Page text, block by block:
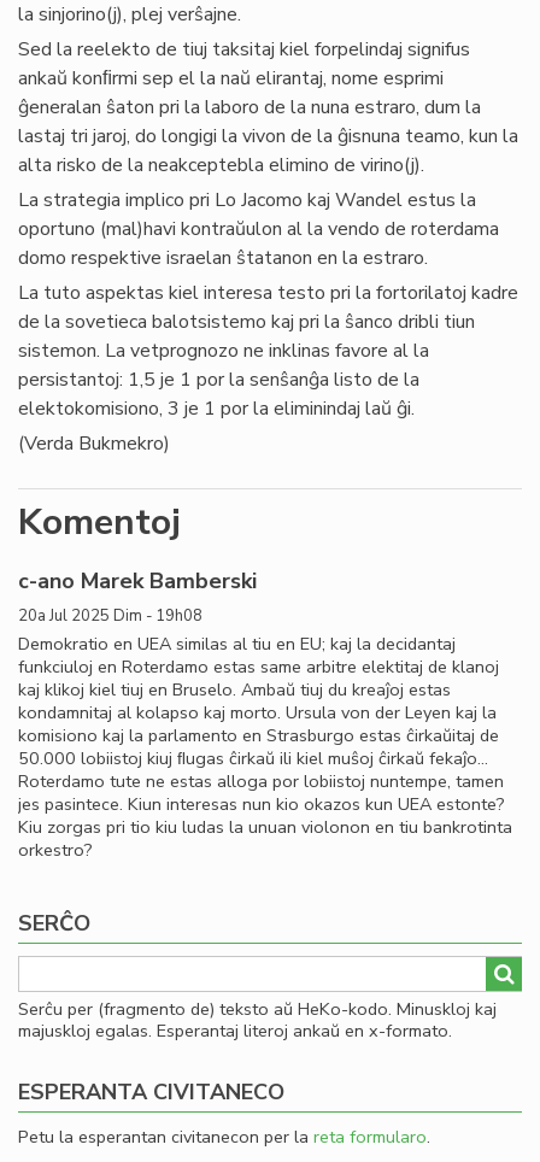
la sinjorino(j), plej verŝajne.
Sed la reelekto de tiuj taksitaj kiel forpelindaj signifus
ankaŭ konﬁrmi sep el la naŭ elirantaj, nome esprimi
ĝeneralan ŝaton pri la laboro de la nuna estraro, dum la
lastaj tri jaroj, do longigi la vivon de la ĝisnuna teamo, kun la
alta risko de la neakceptebla elimino de virino(j).
La strategia implico pri Lo Jacomo kaj Wandel estus la
oportuno (mal)havi kontraŭulon al la vendo de roterdama
domo respektive israelan ŝtatanon en la estraro.
La tuto aspektas kiel interesa testo pri la fortorilatoj kadre
de la sovetieca balotsistemo kaj pri la ŝanco dribli tiun
sistemon. La vetprognozo ne inklinas favore al la
persistantoj: 1,5 je 1 por la senŝanĝa listo de la
elektokomisiono, 3 je 1 por la eliminindaj laŭ ĝi.
(Verda Bukmekro)
Komentoj
c-ano Marek Bamberski
20a Jul 2025 Dim - 19h08
Demokratio en UEA similas al tiu en EU; kaj la decidantaj
funkciuloj en Roterdamo estas same arbitre elektitaj de klanoj
kaj klikoj kiel tiuj en Bruselo. Ambaŭ tiuj du kreaĵoj estas
kondamnitaj al kolapso kaj morto. Ursula von der Leyen kaj la
komisiono kaj la parlamento en Strasburgo estas ĉirkaŭitaj de
50.000 lobiistoj kiuj ﬂugas ĉirkaŭ ili kiel muŝoj ĉirkaŭ fekaĵo…
Roterdamo tute ne estas alloga por lobiistoj nuntempe, tamen
jes pasintece. Kiun interesas nun kio okazos kun UEA estonte?
Kiu zorgas pri tio kiu ludas la unuan violonon en tiu bankrotinta
orkestro?
SERĈO
Serĉu per (fragmento de) teksto aŭ HeKo-kodo. Minuskloj kaj
majuskloj egalas. Esperantaj literoj ankaŭ en x-formato.
ESPERANTA CIVITANECO
Petu la esperantan civitanecon per la reta formularo.